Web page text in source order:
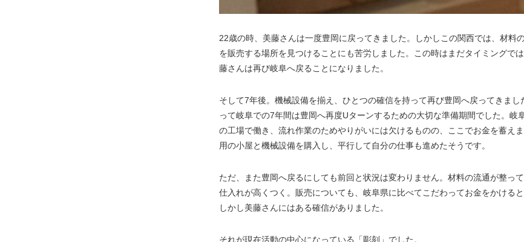
22歳の時、美藤さんは一度豊岡に戻ってきました。しかしこの関西では、材料
を販売する場所を見つけることにも苦労しました。この時はまだタイミングで
藤さんは再び岐阜へ戻ることになりました。
そして7年後。機械設備を揃え、ひとつの確信を持って再び豊岡へ戻ってきまし
って岐阜での7年間は豊岡へ再度Uターンするための大切な準備期間でした。岐
の工場で働き、流れ作業のためやりがいには欠けるものの、ここでお金を蓄え
用の小屋と機械設備を購入し、平行して自分の仕事も進めたそうです。
ただ、また豊岡へ戻るにしても前回と状況は変わりません。材料の流通が整っ
仕入れが高くつく。販売についても、岐阜県に比べてこだわってお金をかけると
しかし美藤さんにはある確信がありました。
それが現在活動の中心になっている「彫刻」でした。